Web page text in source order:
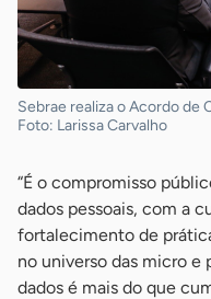
Sebrae realiza o Acordo de
Foto: Larissa Carvalho
“É o compromisso
dados pessoais, com a
fortalecimento de
no universo das micro e
dados é mais do que